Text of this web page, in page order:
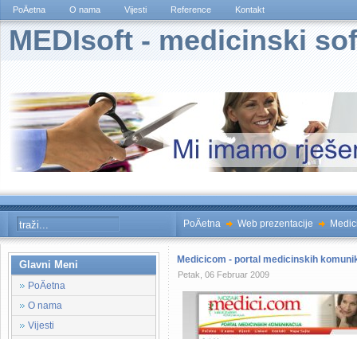
PoÄetna O nama Vijesti Reference Kontakt
MEDIsoft - medicinski
PoÄetna Web prezentacije
Glavni Meni
PoÄetna
O nama
Vijesti
Medicicom - portal medicinskih
Petak, 06 Februar 2009